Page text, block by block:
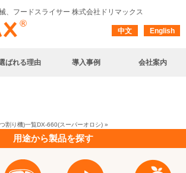
、フードスライサー 株式会社ドリマックス
中文 English
ばれる理由 導入事例 会社案内
割り機)一覧DX-660(スーパーオロシ) »
用途から製品を探す